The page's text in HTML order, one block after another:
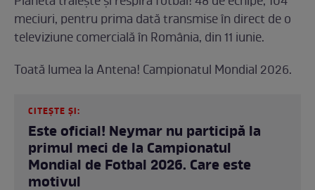
meciuri, pentru prima dată transmise în direct de o
televiziune comercială în România, din 11 iunie.
Toată lumea la Antena! Campionatul Mondial 2026.
CITEȘTE ȘI:
Este oficial! Neymar nu participă la
primul meci de la Campionatul
Mondial de Fotbal 2026. Care este
motivul